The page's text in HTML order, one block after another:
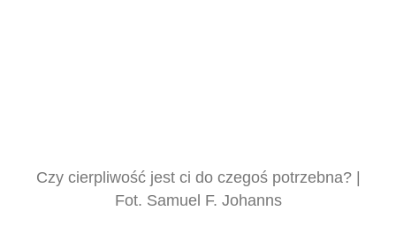
Czy cierpliwość jest ci do czegoś potrzebna? |
Fot. Samuel F. Johanns